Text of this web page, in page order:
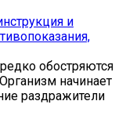
и
обостряются
начинает
раздражители